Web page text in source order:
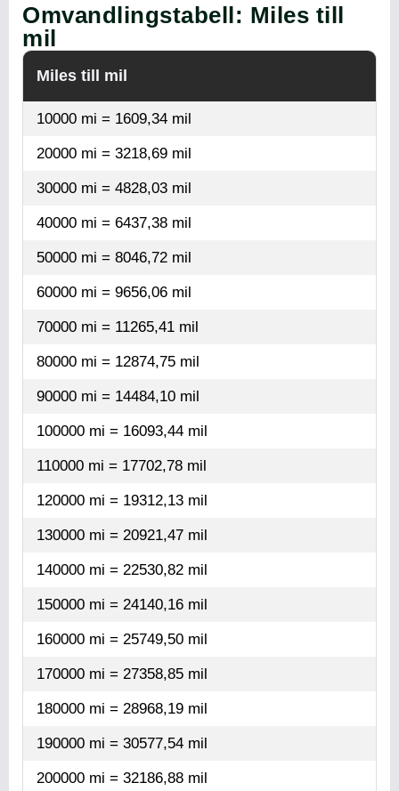
Omvandlingstabell: Miles till
mil
Miles till mil
10000 mi = 1609,34 mil
20000 mi = 3218,69 mil
30000 mi = 4828,03 mil
40000 mi = 6437,38 mil
50000 mi = 8046,72 mil
60000 mi = 9656,06 mil
70000 mi = 11265,41 mil
80000 mi = 12874,75 mil
90000 mi = 14484,10 mil
100000 mi = 16093,44 mil
110000 mi = 17702,78 mil
120000 mi = 19312,13 mil
130000 mi = 20921,47 mil
140000 mi = 22530,82 mil
150000 mi = 24140,16 mil
160000 mi = 25749,50 mil
170000 mi = 27358,85 mil
180000 mi = 28968,19 mil
190000 mi = 30577,54 mil
200000 mi = 32186,88 mil